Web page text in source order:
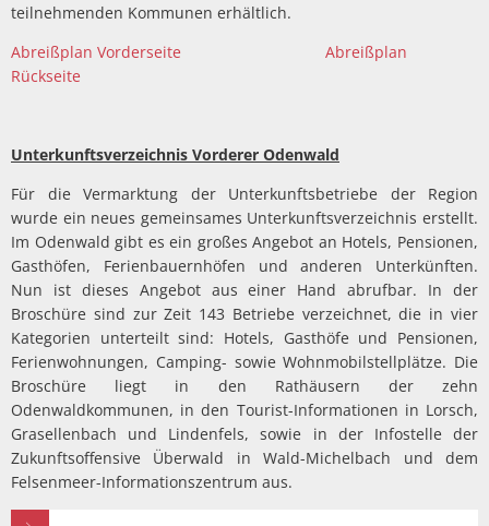
teilnehmenden Kommunen erhältlich.
Abreißplan Vorderseite
Abreißplan
Rückseite
Unterkunftsverzeichnis Vorderer Odenwald
Für die Vermarktung der Unterkunftsbetriebe der Region
wurde ein neues gemeinsames Unterkunftsverzeichnis erstellt.
Im Odenwald gibt es ein großes Angebot an Hotels, Pensionen,
Gasthöfen, Ferienbauernhöfen und anderen Unterkünften.
Nun ist dieses Angebot aus einer Hand abrufbar. In der
Broschüre sind zur Zeit 143 Betriebe verzeichnet, die in vier
Kategorien unterteilt sind: Hotels, Gasthöfe und Pensionen,
Ferienwohnungen, Camping- sowie Wohnmobilstellplätze. Die
Broschüre liegt in den Rathäusern der zehn
Odenwaldkommunen, in den Tourist-Informationen in Lorsch,
Grasellenbach und Lindenfels, sowie in der Infostelle der
Zukunftsoffensive Überwald in Wald-Michelbach und dem
Felsenmeer-Informationszentrum aus.